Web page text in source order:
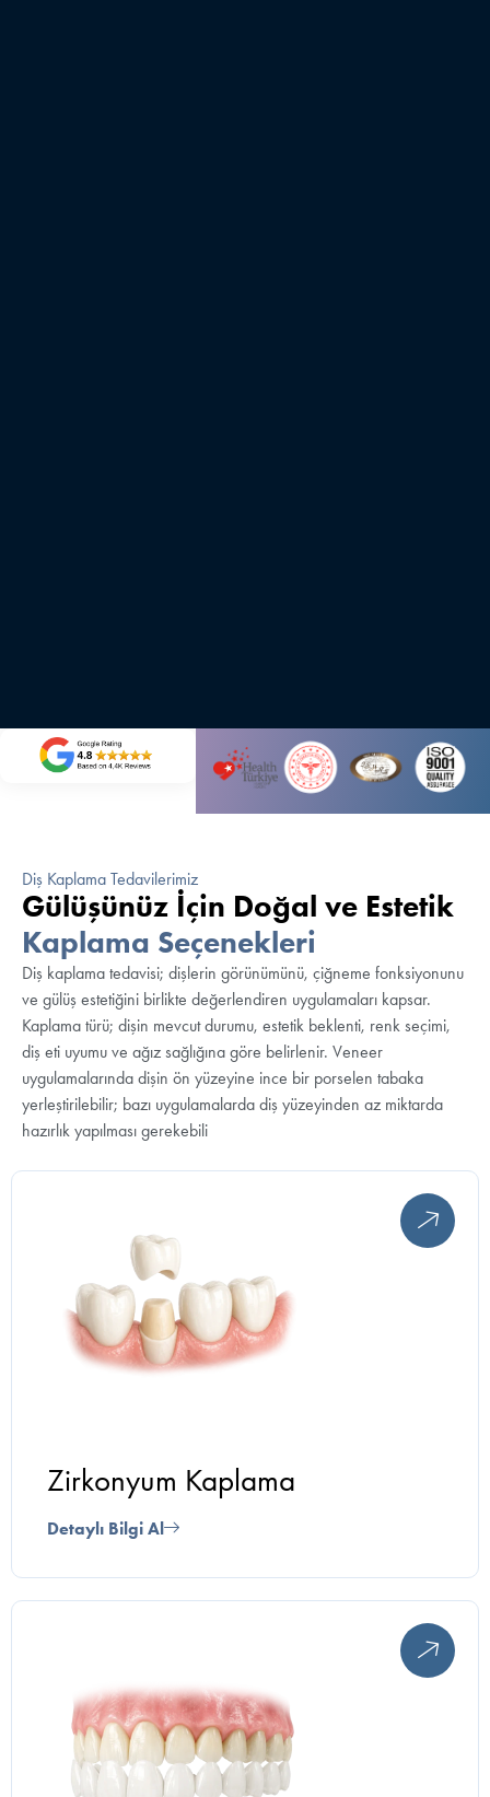
Diş Kaplama Tedavilerimiz
Gülüşünüz İçin Doğal ve Estetik
Kaplama Seçenekleri
Diş kaplama tedavisi; dişlerin görünümünü, çiğneme fonksiyonunu
ve gülüş estetiğini birlikte değerlendiren uygulamaları kapsar.
Kaplama türü; dişin mevcut durumu, estetik beklenti, renk seçimi,
diş eti uyumu ve ağız sağlığına göre belirlenir. Veneer
uygulamalarında dişin ön yüzeyine ince bir porselen tabaka
yerleştirilebilir; bazı uygulamalarda diş yüzeyinden az miktarda
hazırlık yapılması gerekebili
Zirkonyum Kaplama
Detaylı Bilgi Al